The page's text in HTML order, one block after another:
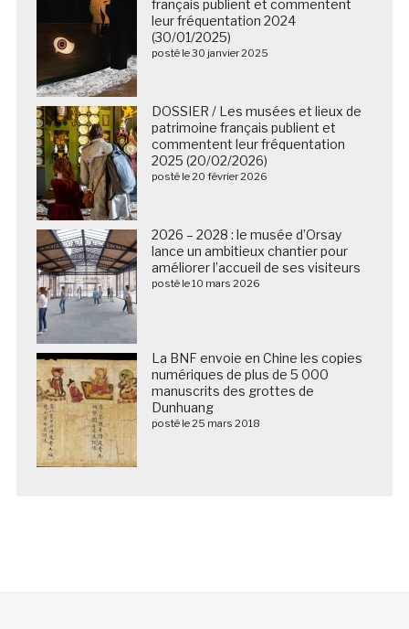
français publient et commentent
leur fréquentation 2024
(30/01/2025)
posté le 30 janvier 2025
DOSSIER / Les musées et lieux de
patrimoine français publient et
commentent leur fréquentation
2025 (20/02/2026)
posté le 20 février 2026
2026 – 2028 : le musée d’Orsay
lance un ambitieux chantier pour
améliorer l’accueil de ses visiteurs
posté le 10 mars 2026
La BNF envoie en Chine les copies
numériques de plus de 5 000
manuscrits des grottes de
Dunhuang
posté le 25 mars 2018